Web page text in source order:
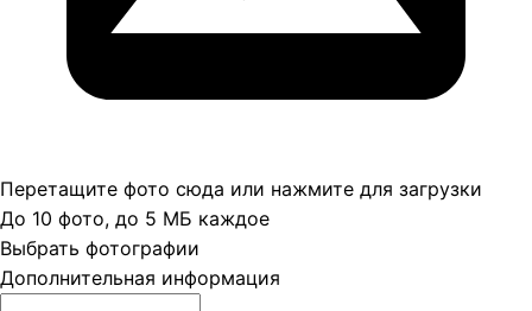
Перетащите фото сюда или нажмите для загрузки
До 10 фото, до 5 МБ каждое
Выбрать фотографии
Дополнительная информация